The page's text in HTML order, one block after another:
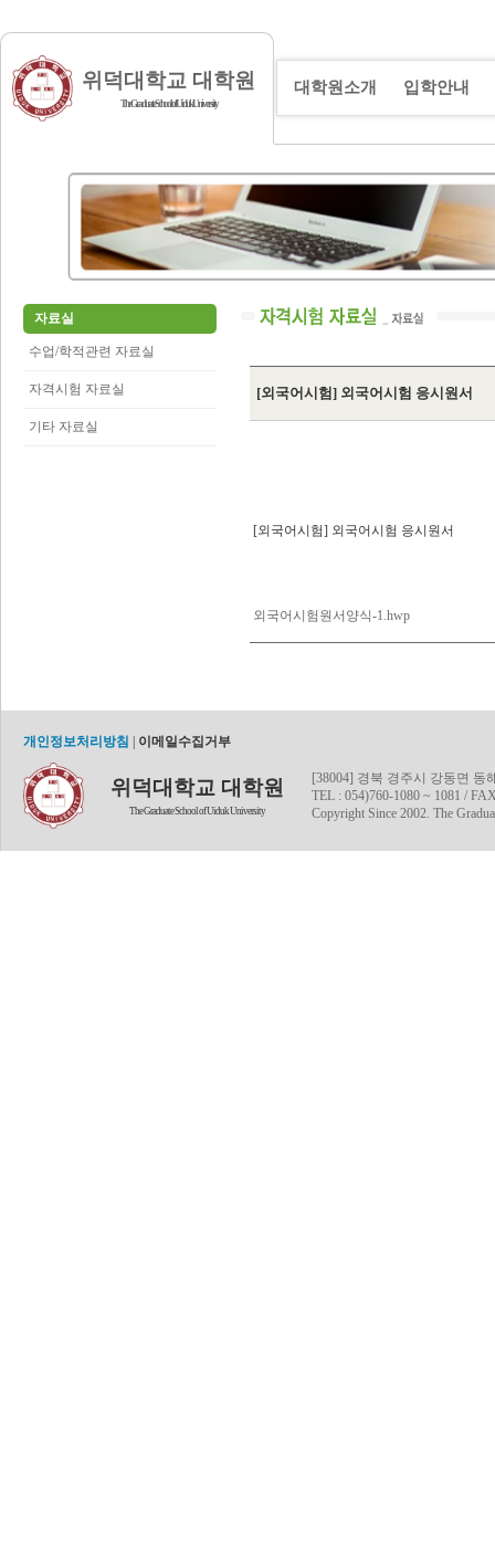
위덕대학교 대학원
The Graduate School of Uiduk University
대학원소개 입학안내
자료실
수업/학적관련 자료실
자격시험 자료실
기타 자료실
[외국어시험] 외국어시험 응시원서
[외국어시험] 외국어시험 응시원서
외국어시험원서양식-1.hwp
개인정보처리방침 이메일수집거부
위덕대학교 대학원
The Graduate School of Uiduk University
[38004] 경북 경주시 강동면 동
TEL : 054)760-1080 ~ 1081 /
Copyright Since 2002. The